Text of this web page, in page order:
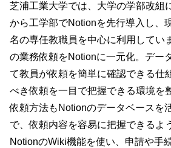
芝浦工業大学では、大学の学部改組
から工学部でNotionを先行導入し、
名の専任教職員を中心に利用してい
の業務依頼をNotionに一元化。デー
て教員が依頼を簡単に確認できる仕
べき依頼を一目で把握できる環境を
依頼方法もNotionのデータベースを
で、依頼内容を容易に把握できるよ
NotionのWiki機能を使い、申請や手